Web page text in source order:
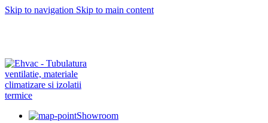
Skip to navigation Skip to main content
Showroom